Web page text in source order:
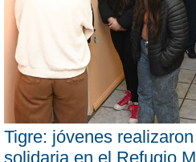
Tigre: jóvenes
solidaria en el Refugio